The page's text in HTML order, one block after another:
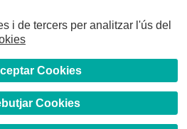
i de tercers per analitzar l'ús del
Cookies
Cookies